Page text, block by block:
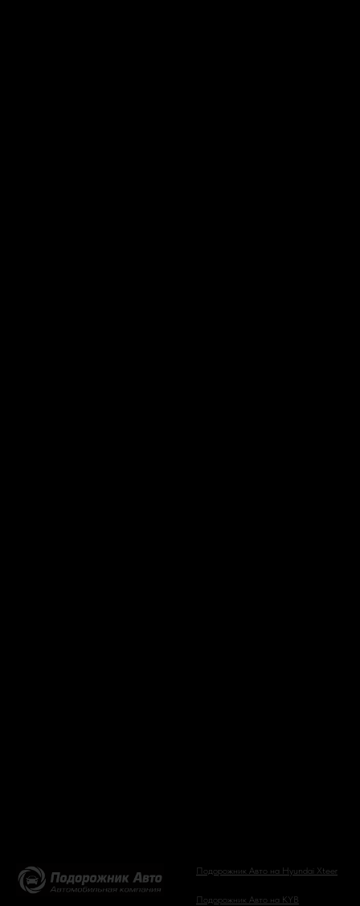
Подорожник Авто на Hyundai Xteer
Подорожник Авто на KYB